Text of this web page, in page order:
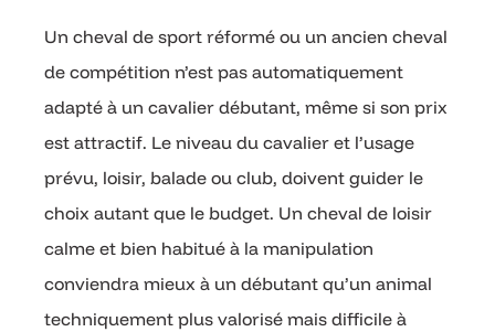
Un cheval de sport réformé ou un ancien cheval
de compétition n’est pas automatiquement
adapté à un cavalier débutant, même si son prix
est attractif. Le niveau du cavalier et l’usage
prévu, loisir, balade ou club, doivent guider le
choix autant que le budget. Un cheval de loisir
calme et bien habitué à la manipulation
conviendra mieux à un débutant qu’un animal
techniquement plus valorisé mais difficile à